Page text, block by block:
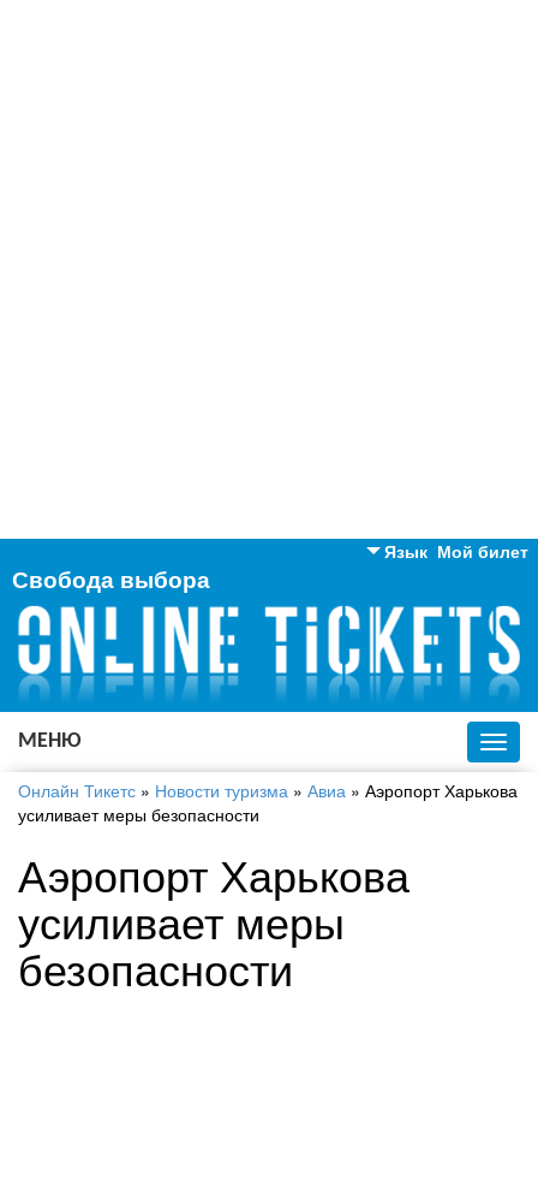
Мой билет
Язык
Английский
Русский
Украинский
Свобода выбора
МЕНЮ
Онлайн Тикетс » Новости туризма » Авиа » Аэропорт Харькова
усиливает меры безопасности
Аэропорт Харькова
усиливает меры
безопасности